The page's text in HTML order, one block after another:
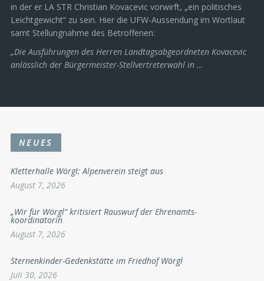
in der er LA STR Christian Kovacevic vorwirft, „ein politisches
Leichtgewicht“ zu sein. Hier die UFW-Aussendung im Wortlaut
samt Stellungnahme des Betroffenen:
„Die Ausführungen des Herren Landtagsabgeordneten Kovacevic
anlässlich der Bürgermeister-Stellvertreterwahl in …
NEUES
Kletterhalle Wörgl: Alpenverein steigt aus
August 7, 2026
„Wir für Wörgl“ kritisiert Rauswurf der Ehrenamts-
koordinatorin
August 7, 2026
Sternenkinder-Gedenkstätte im Friedhof Wörgl
Juli 30, 2026